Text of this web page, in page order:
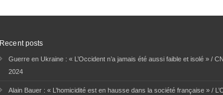
Recent posts
Guerre en Ukraine : « L’Occident n’a jamais été aussi faible et isolé » /
2024
Alain Bauer : « L’homicidité est en hausse dans la société française » /